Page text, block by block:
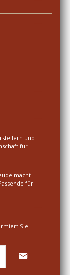
und
für
macht -
für
Sie